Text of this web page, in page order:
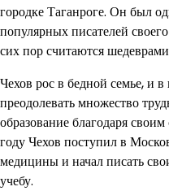
городке Таганроге. Он был
популярных писателей
сих пор считаются
Чехов рос в бедной семье, и
преодолевать множество
образование благодаря
году Чехов поступил в
медицины и начал писать
учебу.